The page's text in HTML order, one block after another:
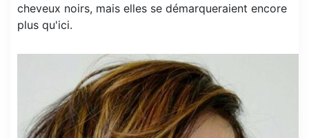
cheveux noirs, mais elles se démarqueraient encore
plus qu'ici.